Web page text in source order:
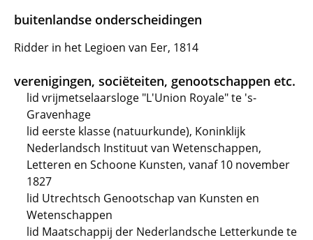
buitenlandse onderscheidingen
Ridder in het Legioen van Eer, 1814
verenigingen, sociëteiten, genootschappen etc.
lid vrijmetselaarsloge "L'Union Royale" te 's-
Gravenhage
lid eerste klasse (natuurkunde), Koninklijk
Nederlandsch Instituut van Wetenschappen,
Letteren en Schoone Kunsten, vanaf 10 november
1827
lid Utrechtsch Genootschap van Kunsten en
Wetenschappen
lid Maatschappij der Nederlandsche Letterkunde te